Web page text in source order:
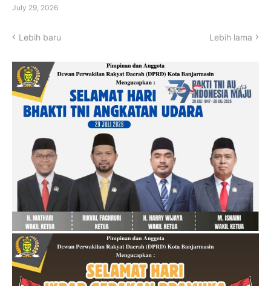
July 29, 2026
Lebih baru Lebih lama